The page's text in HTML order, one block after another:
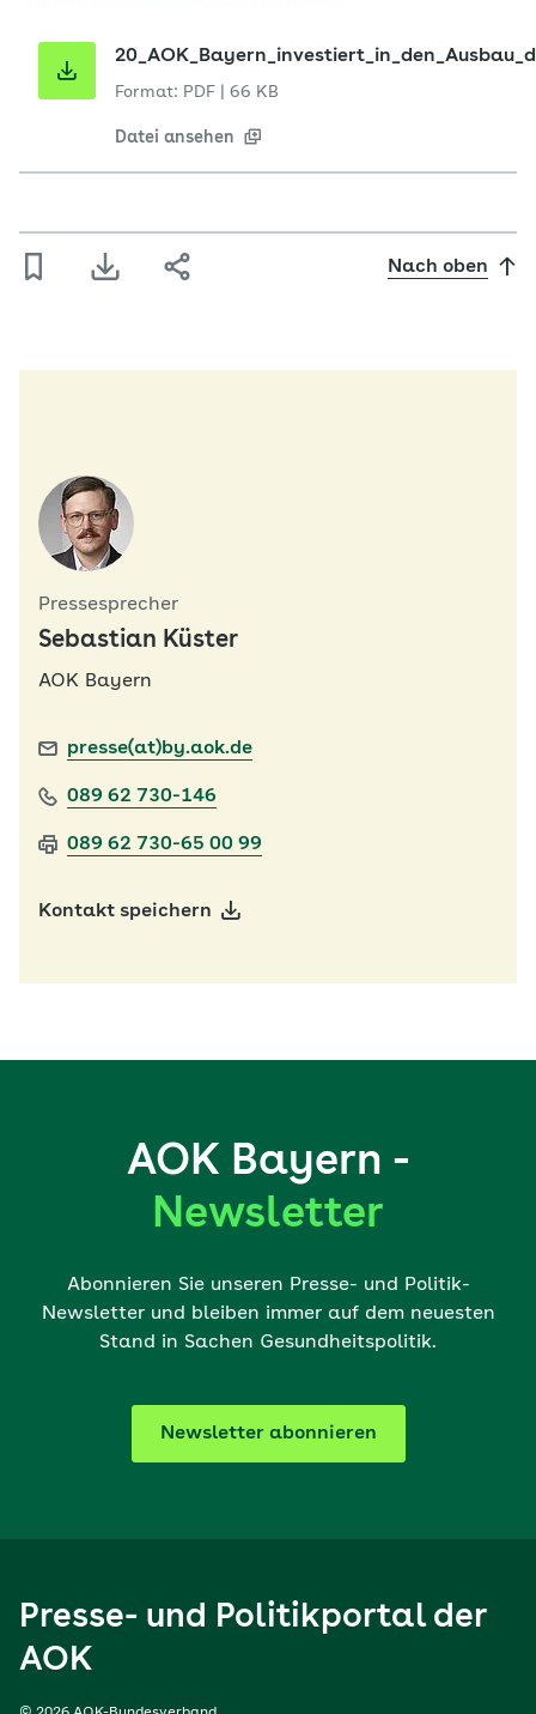
Format: PDF 66 KB
Datei ansehen
Nach oben
Pressesprecher
Sebastian Küster
AOK Bayern
presse(at)by.aok.de
089 62 730-146
089 62 730-65 00 99
Kontakt speichern
AOK Bayern -
Newsletter
Abonnieren Sie unseren Presse- und Politik-
Newsletter und bleiben immer auf dem neuesten
Stand in Sachen Gesundheitspolitik.
Newsletter abonnieren
Presse- und Politikportal der
AOK